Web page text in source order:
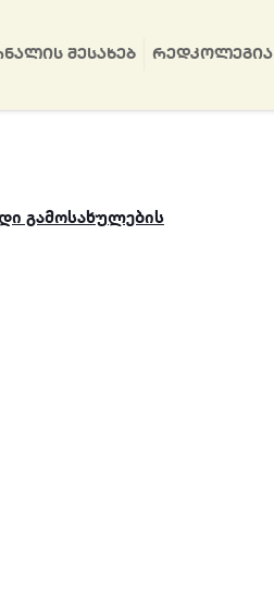
ᲨᲔᲡᲐᲮᲔᲑ ᲠᲔᲓᲙᲝᲚᲔᲒᲘᲐ
გამოსახულების